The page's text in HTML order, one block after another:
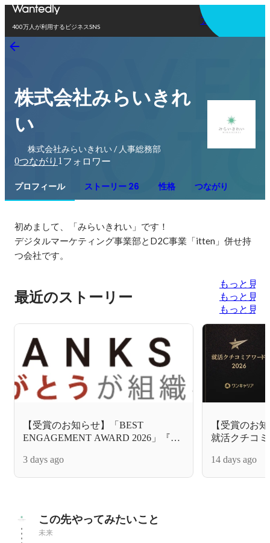
400万人が利用するビジネスSNS
アプリを使う
株式会社みらいきれ
い
株式会社みらいきれい / 人事総務部
0つながり 1 フォロワー
プロフィール ストーリー 26 性格 つながり
初めまして、「みらいきれい」です！
デジタルマーケティング事業部とD2C事業「itten」併せ持
つ会社です。
最近のストーリー
もっと見る
もっと見る
もっと見る
【受賞のお知らせ】「BEST
ENGAGEMENT AWARD 2026」『ベ
3 days ago
【受賞のお
就活クチコ
14 days ago
この先やってみたいこと
未来